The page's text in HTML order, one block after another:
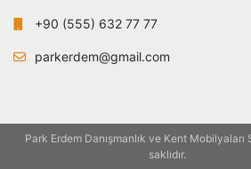
+90 (555) 632 77 77
parkerdem@gmail.com
Park Erdem Danışmanlık ve Kent Mobilyaları
saklıdır.